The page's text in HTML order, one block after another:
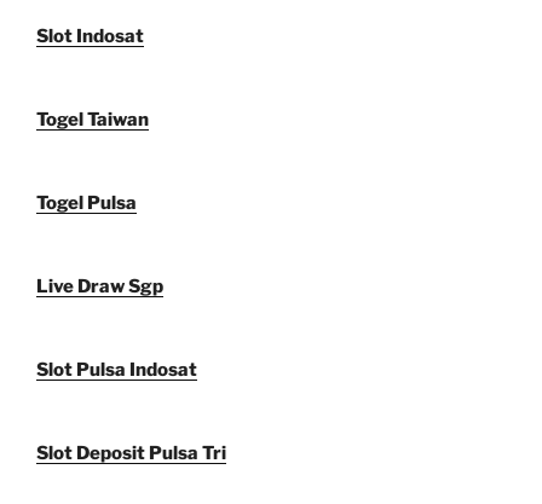
Slot Indosat
Togel Taiwan
Togel Pulsa
Live Draw Sgp
Slot Pulsa Indosat
Slot Deposit Pulsa Tri